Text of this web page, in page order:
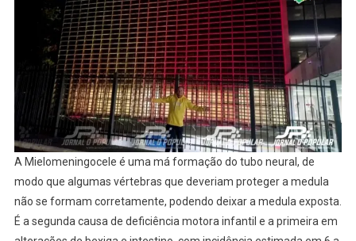
A
MIELOMENINGOCELE
A Mielomeningocele é uma má formação do tubo neural, de
modo que algumas vértebras que deveriam proteger a medula
não se formam corretamente, podendo deixar a medula exposta.
É a segunda causa de deficiência motora infantil e a primeira em